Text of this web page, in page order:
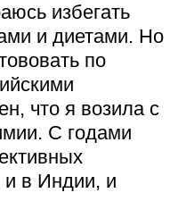
избегать
и диетами. Но
по
что я возила с
С годами
и в Индии, и